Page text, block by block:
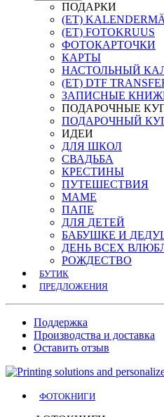
ПОДАРКИ
(ET)
(ET) FOTOKRUUS
ФОТОКАРТОЧКИ
КАРТЫ
НАСТОЛЬНЫЙ
(ET) DTF
ЗАПИСНЫE
ПОДАРОЧНЫE
ПОДАРОЧНЫЙ
ИДЕИ
ДЛЯ ШКОЛ
СВАДЬБА
КРЕСТИНЫ
ПУТЕШЕСТВИЯ
МАМЕ
ПАПЕ
ДЛЯ ДЕТЕЙ
БАБУШКЕ И
ДЕНЬ ВСЕХ
РОЖДЕСТВО
БУТИК
ПРЕДЛОЖЕНИЯ
Поддержка
Производства и доставка
Оставить отзыв
ФОТОКНИГИ